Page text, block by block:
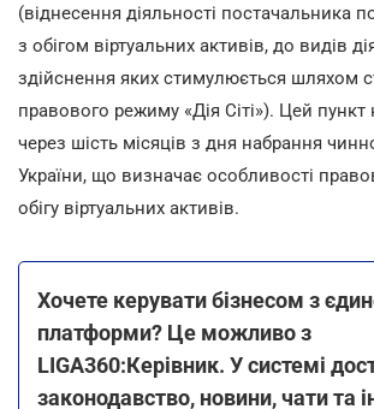
(віднесення діяльності постачальника
з обігом віртуальних активів, до видів
здійснення яких стимулюється шляхом
правового режиму «Дія Сіті»). Цей пункт
через шість місяців з дня набрання
України, що визначає особливості
обігу віртуальних активів.
Хочете керувати бізнесом з
платформи? Це можливо з
LIGA360:Керівник. У системі
законодавство, новини, чати та